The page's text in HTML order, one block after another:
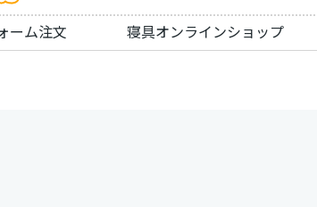
ーム注文 寝具オンラインショップ